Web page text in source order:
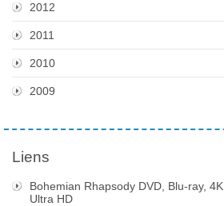
2012
2011
2010
2009
Liens
Bohemian Rhapsody DVD, Blu-ray, 4K
Ultra HD